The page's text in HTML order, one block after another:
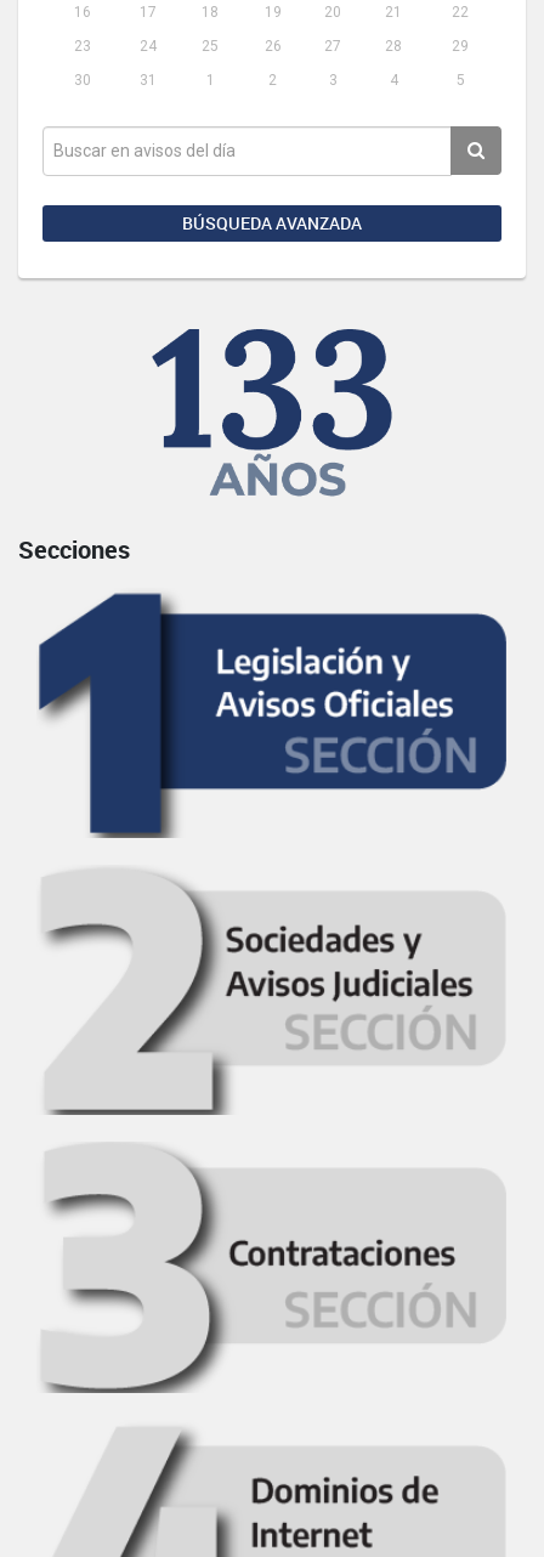
16
17 18 19 20 21
22
23
24 25 26 27 28
29
30
31 1 2 3 4 5
BÚSQUEDA AVANZADA
Secciones